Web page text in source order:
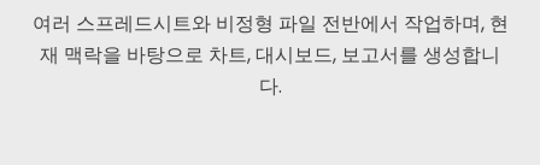
여러 스프레드시트와 비정형 파일 전반에서 작업하며, 현
재 맥락을 바탕으로 차트, 대시보드, 보고서를 생성합니
다.